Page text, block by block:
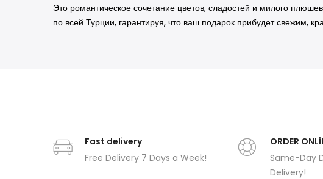
Это романтическое сочетание цветов, сладостей и милого
по всей Турции, гарантируя, что ваш подарок прибудет свежим,
Fast delivery
Free Delivery 7 Days a Week!
ORDER
Same-Day
Delivery!